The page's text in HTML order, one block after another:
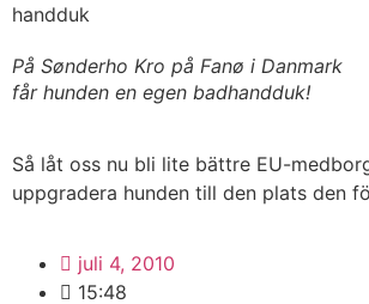
handduk
På Sønderho Kro på Fanø i Danmark
får hunden en egen badhandduk!
Så låt oss nu bli lite bättre EU-
uppgradera hunden till den plats den
juli 4, 2010
15:48